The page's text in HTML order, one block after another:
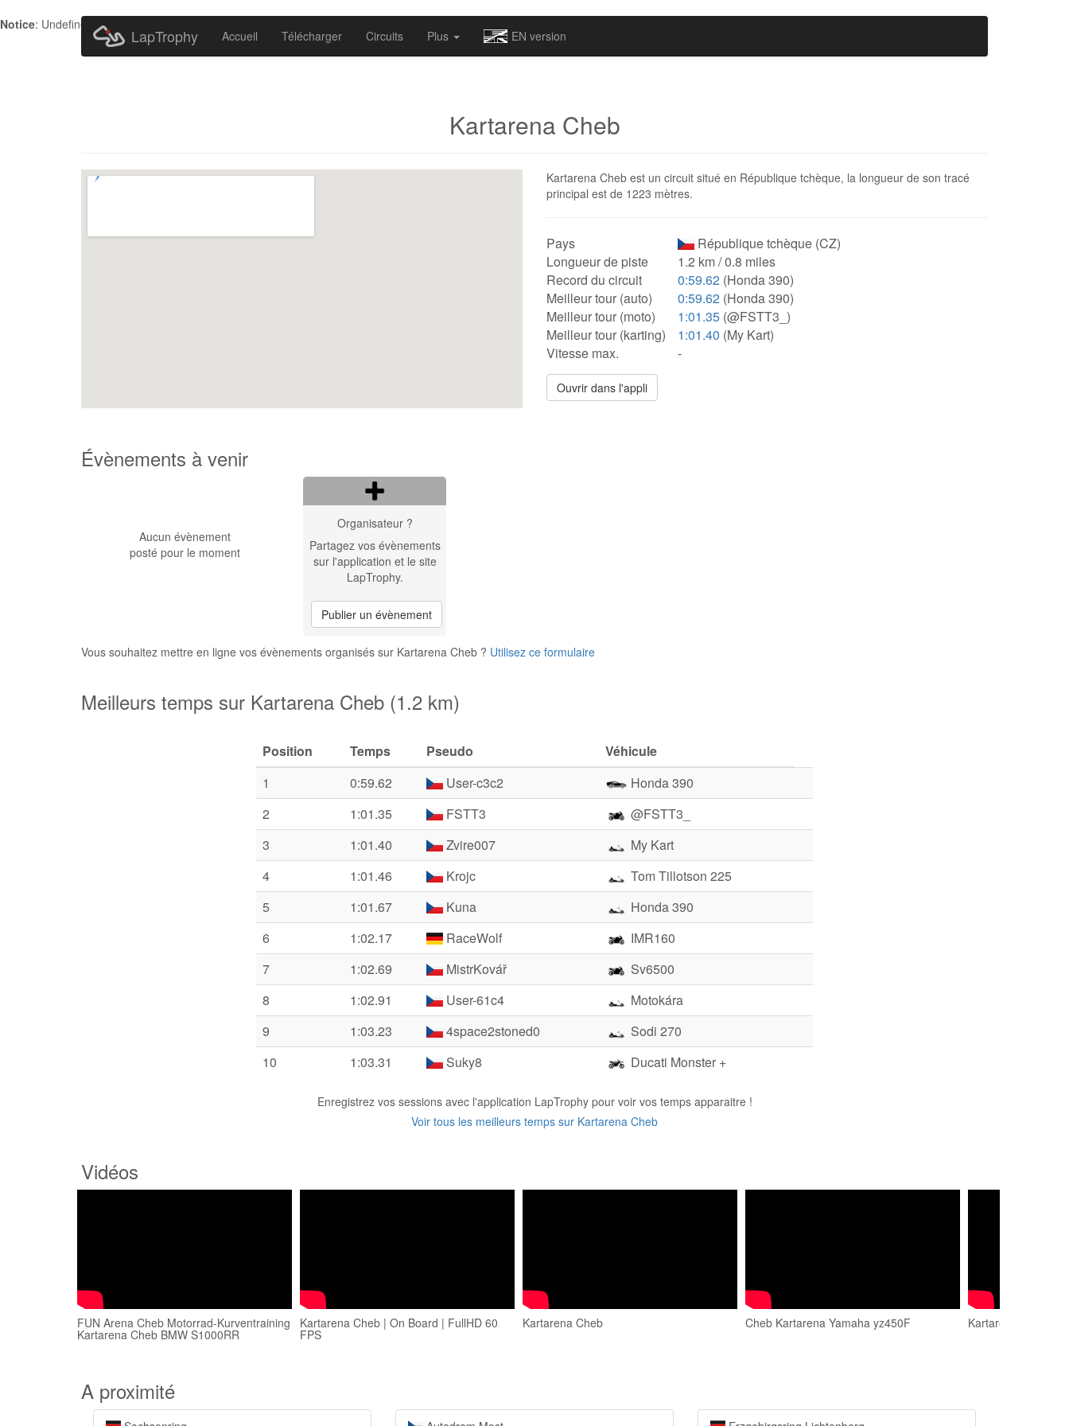
Notice: Undefined index: HTTP_ACCEPT_LANGUAGE in
LapTrophy Accueil Télécharger Circuits Plus EN version
Kartarena Cheb
Kartarena Cheb est un circuit situé en République tchèque, la longueur de son tracé
principal est de 1223 mètres.
Pays
République tchèque (CZ)
Longueur de piste
1.2 km / 0.8 miles
Record du circuit
0:59.62 (Honda 390)
Meilleur tour (auto)
0:59.62 (Honda 390)
Meilleur tour (moto)
1:01.35 (@FSTT3_)
Meilleur tour (karting)
1:01.40 (My Kart)
Vitesse max.
-
Ouvrir dans l'appli
Évènements à venir
Aucun évènement
posté pour le moment
Organisateur ?
Partagez vos évènements
sur l'application et le site
LapTrophy.
Publier un évènement
Vous souhaitez mettre en ligne vos évènements organisés sur Kartarena Cheb ? Utilisez ce formulaire
Meilleurs temps sur Kartarena Cheb (1.2 km)
Position Temps Pseudo
Véhicule
1
0:59.62 User-c3c2
Honda 390
2
1:01.35 FSTT3
@FSTT3_
3
1:01.40 Zvire007
My Kart
4
1:01.46 Krojc
Tom Tillotson 225
5
1:01.67 Kuna
Honda 390
6
1:02.17 RaceWolf
IMR160
7
1:02.69 MistrKovář
Sv6500
8
1:02.91 User-61c4
Motokára
9
1:03.23 4space2stoned0
Sodi 270
10
1:03.31 Suky8 Ducati Monster +
Enregistrez vos sessions avec l'application LapTrophy pour voir vos temps apparaitre !
Voir tous les meilleurs temps sur Kartarena Cheb
Vidéos
FUN Arena Cheb Motorrad-Kurventraining
Kartarena Cheb BMW S1000RR
Kartarena Cheb | On Board | FullHD 60
FPS
Kartarena Cheb Cheb Kartarena Yamaha yz450F Kartarena Free
A proximité